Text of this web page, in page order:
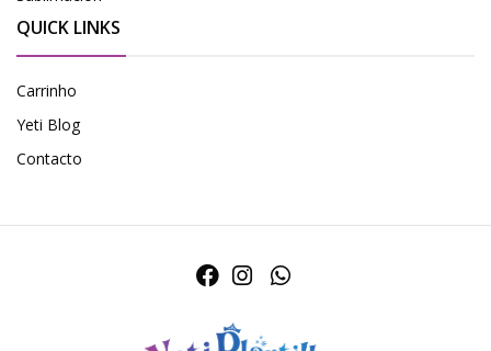
QUICK LINKS
Carrinho
Yeti Blog
Contacto